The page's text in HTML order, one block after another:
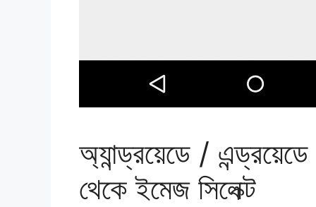
অ্যান্ড্রয়েডে /
থেকে ইমেজ সিলেক্ট